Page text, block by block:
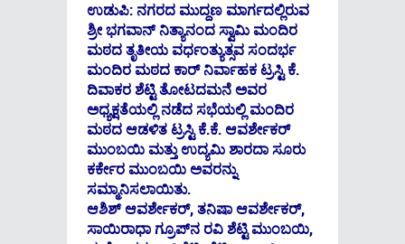
ಉಡುಪಿ: ನಗರದ ಮುದ್ದಣ ಮಾರ್ಗದಲ್ಲಿರುವ
ಶ್ರೀ ಭಗವಾನ್ ನಿತ್ಯಾನಂದ ಸ್ವಾಮಿ ಮಂದಿರ
ಮಠದ ತೃತೀಯ ವರ್ಧಂತ್ಯುತ್ಸವ ಸಂದರ್ಭ
ಮಂದಿರ ಮಠದ ಕಾರ್ ನಿರ್ವಾಹಕ ಟ್ರಸ್ಟಿ ಕೆ.
ದಿವಾಕರ ಶೆಟ್ಟಿ ತೋಟದಮನೆ ಅವರ
ಅಧ್ಯಕ್ಷತೆಯಲ್ಲಿ ನಡೆದ ಸಭೆಯಲ್ಲಿ ಮಂದಿರ
ಮಠದ ಆಡಳಿತ ಟ್ರಸ್ಟಿ ಕೆ.ಕೆ. ಆವರ್ಶೇಕರ್
ಮುಂಬಯಿ ಮತ್ತು ಉದ್ಯಮಿ ಶಾರದಾ ಸೂರು
ಕರ್ಕೇರ ಮುಂಬಯಿ ಅವರನ್ನು
ಸಮ್ಮಾನಿಸಲಾಯಿತು.
ಆಶಿಶ್ ಆವರ್ಶೇಕರ್, ತನಿಷಾ ಆವರ್ಶೇಕರ್,
ಸಾಯಿರಾಧಾ ಗ್ರೂಪ್‌ನ ರವಿ ಶೆಟ್ಟಿ ಮುಂಬಯಿ,